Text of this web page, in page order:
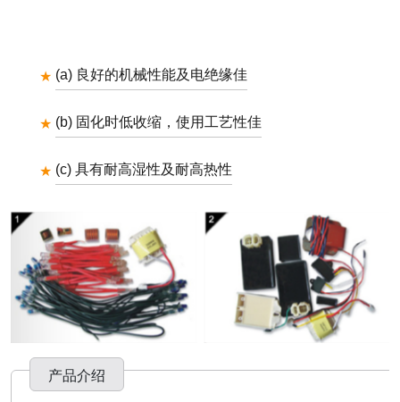
(a) 良好的机械性能及电绝缘佳
(b) 固化时低收缩，使用工艺性佳
(c) 具有耐高湿性及耐高热性
产品介绍